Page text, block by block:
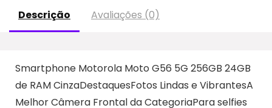
Descrição Avaliações (0)
Smartphone Motorola Moto G56 5G 256GB 24GB
de RAM CinzaDestaquesFotos Lindas e VibrantesA
Melhor Câmera Frontal da CategoriaPara selfies